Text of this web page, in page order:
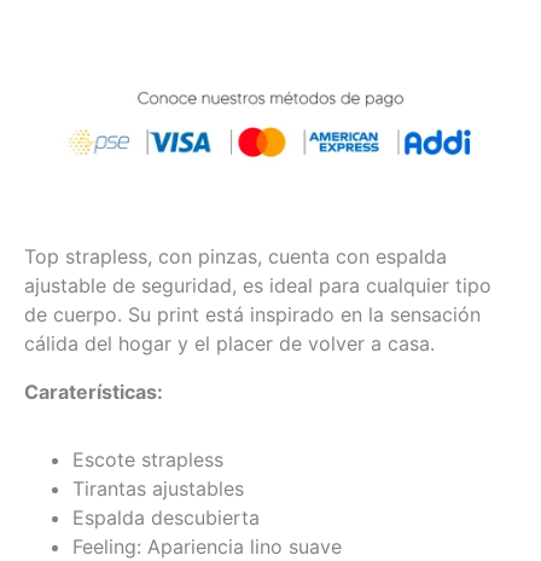
Top strapless, con pinzas, cuenta con espalda
ajustable de seguridad, es ideal para cualquier tipo
de cuerpo. Su print está inspirado en la sensación
cálida del hogar y el placer de volver a casa.
Caraterísticas:
Escote strapless
Tirantas ajustables
Espalda descubierta
Feeling: Apariencia lino suave